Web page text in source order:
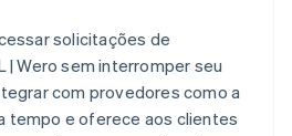
solicitações de
| Wero sem interromper seu
com provedores como a
tempo e oferece aos clientes